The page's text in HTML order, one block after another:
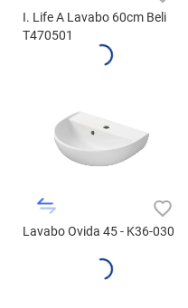
I. Life A Lavabo 60cm Beli
T470501
Lavabo Ovida 45 - K36-030